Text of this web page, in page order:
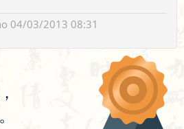
04/03/2013 08:31
，
。